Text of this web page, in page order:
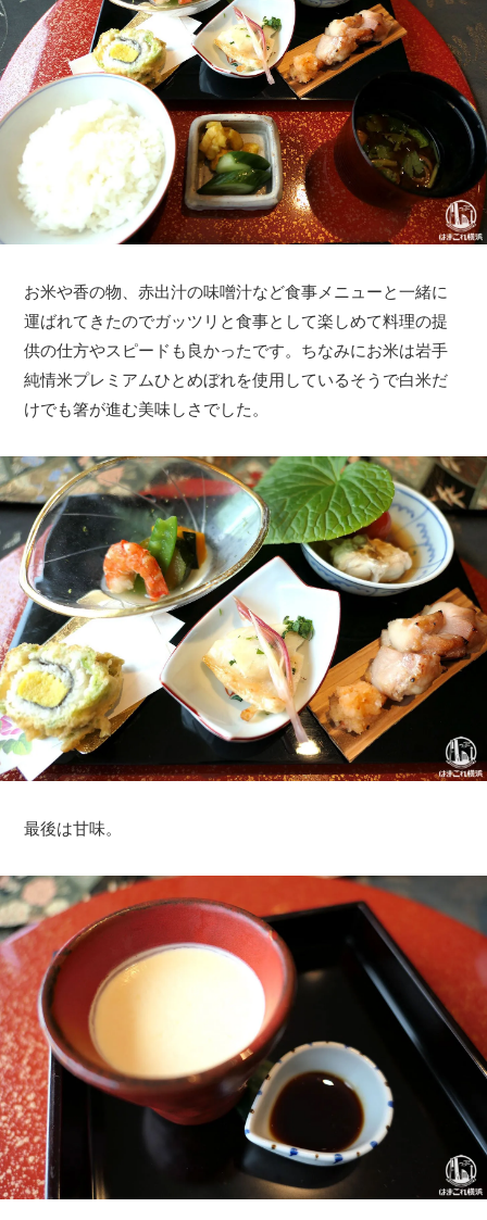
お米や香の物、赤出汁の味噌汁など食事メニューと一緒に
運ばれてきたのでガッツリと食事として楽しめて料理の提
供の仕方やスピードも良かったです。ちなみにお米は岩手
純情米プレミアムひとめぼれを使用しているそうで白米だ
けでも箸が進む美味しさでした。
最後は甘味。